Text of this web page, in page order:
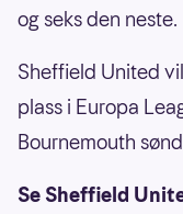
og seks den neste.
Sheffield United
plass i Europa
Bournemouth
Se Sheffield